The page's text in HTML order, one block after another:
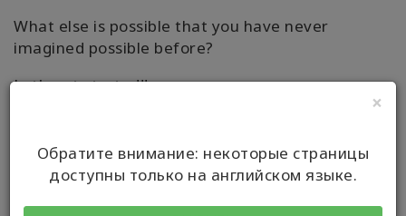
×
Обратите внимание: некоторые страницы
доступны только на английском языке.
What else is possible that you have never
imagined possible before?
Let's get started!!
ИНФО
Сертификат: